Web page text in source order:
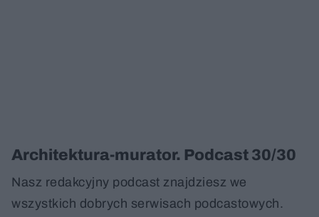
Architektura-murator. Podcast 30/30
Nasz redakcyjny podcast znajdziesz we
wszystkich dobrych serwisach podcastowych.